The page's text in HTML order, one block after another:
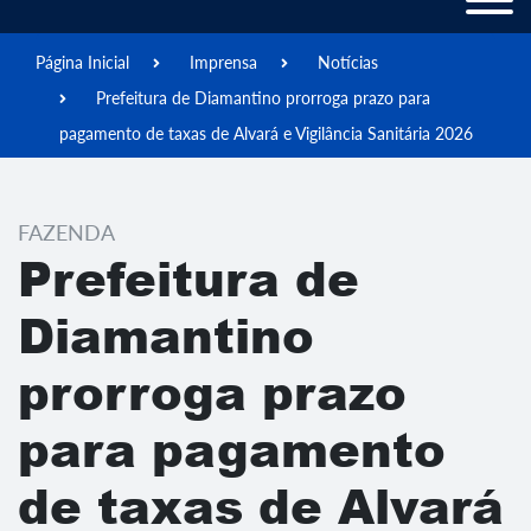
Página Inicial Imprensa
Notícias
Prefeitura de Diamantino prorroga prazo para
pagamento de taxas de Alvará e Vigilância Sanitária 2026
FAZENDA
Prefeitura de
Diamantino
prorroga prazo
para pagamento
de taxas de Alvará